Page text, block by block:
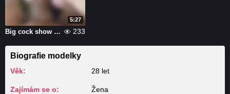
5:27
Big cock show and cum shoots 233
Biografie modelky
Věk: 28 let
Zajímám se o: Žena